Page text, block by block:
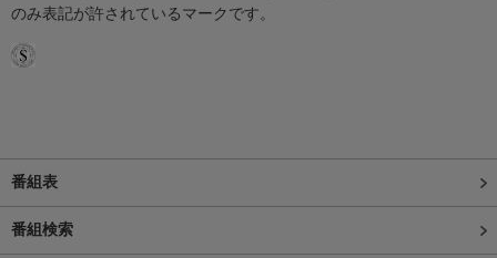
のみ表記が許されているマークです。
番組表
番組検索